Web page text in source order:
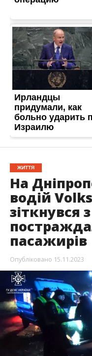
ЖИТТЯ
На
водій
зіткнувся
пасажирів
Опубліковано 15.11.2023